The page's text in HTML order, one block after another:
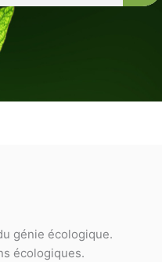
génie écologique.
écologiques.